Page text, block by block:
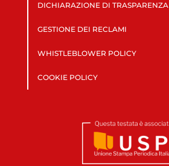
DICHIARAZIONE DI TRASPARENZA
GESTIONE DEI RECLAMI
WHISTLEBLOWER POLICY
COOKIE POLICY